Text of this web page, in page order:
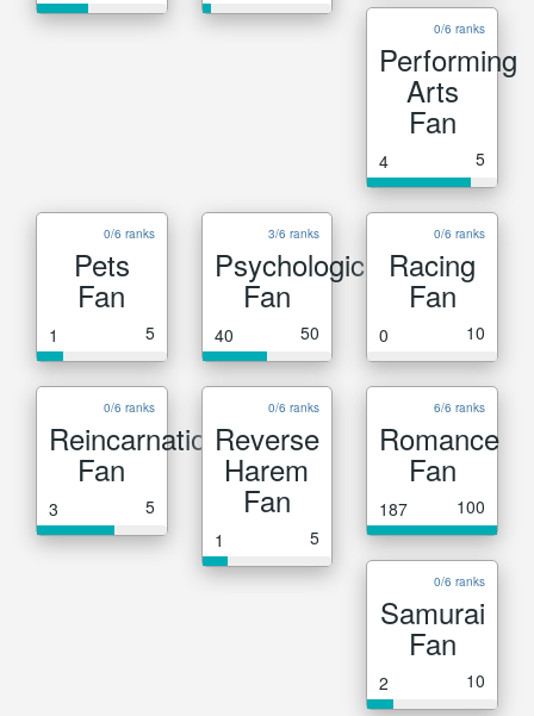
0/6 ranks
Performing
Arts
Fan
4 5
0/6 ranks
Pets
Fan
1 5
3/6 ranks
Psychological
Fan
40 50
0/6 ranks
Racing
Fan
0 10
0/6 ranks
Reincarnation
Fan
3 5
0/6 ranks
Reverse
Harem
Fan
1 5
6/6 ranks
Romance
Fan
187 100
0/6 ranks
Samurai
Fan
2 10